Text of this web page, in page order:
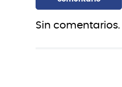
Sin comentarios.